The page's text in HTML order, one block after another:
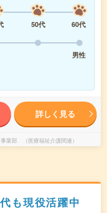
50代
60代
男性
詳しく見る
業部 （医療福祉介護関連）
も現役活躍中